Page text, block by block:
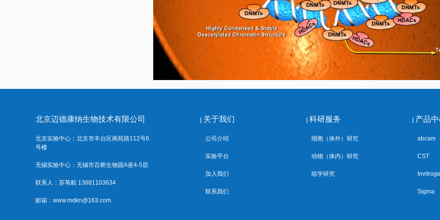
北京迈德康纳生物技术有限公司
北京实验中心：北京市丰台区南苑路112号6
号楼
无锡实验中心：无锡市百桥生物园A座4-5层
联系人：苏苇航 13681103634
邮箱：www.mdkn@163.com
关于我们
公司介绍
实验平台
加入我们
联系我们
科研服务
细胞（体外）研究
动物（体内）研究
组学研究
产品
abcam
CST
Sigma